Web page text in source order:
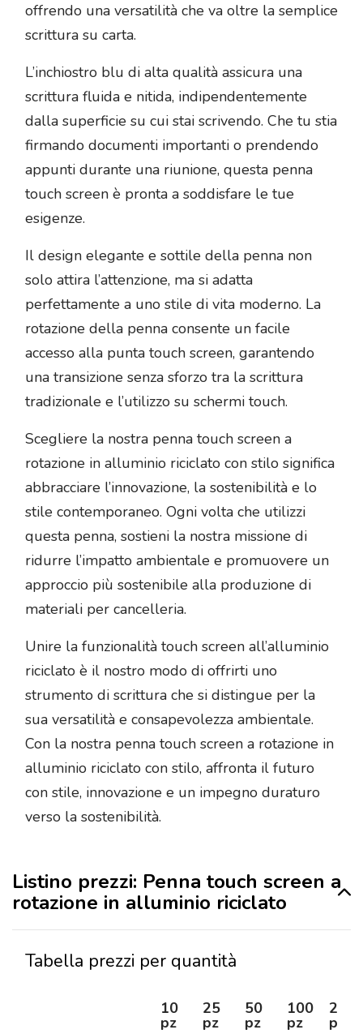
offrendo una versatilità che va oltre la semplice
scrittura su carta.
L’inchiostro blu di alta qualità assicura una
scrittura fluida e nitida, indipendentemente
dalla superficie su cui stai scrivendo. Che tu stia
firmando documenti importanti o prendendo
appunti durante una riunione, questa penna
touch screen è pronta a soddisfare le tue
esigenze.
Il design elegante e sottile della penna non
solo attira l’attenzione, ma si adatta
perfettamente a uno stile di vita moderno. La
rotazione della penna consente un facile
accesso alla punta touch screen, garantendo
una transizione senza sforzo tra la scrittura
tradizionale e l’utilizzo su schermi touch.
Scegliere la nostra penna touch screen a
rotazione in alluminio riciclato con stilo significa
abbracciare l’innovazione, la sostenibilità e lo
stile contemporaneo. Ogni volta che utilizzi
questa penna, sostieni la nostra missione di
ridurre l’impatto ambientale e promuovere un
approccio più sostenibile alla produzione di
materiali per cancelleria.
Unire la funzionalità touch screen all’alluminio
riciclato è il nostro modo di offrirti uno
strumento di scrittura che si distingue per la
sua versatilità e consapevolezza ambientale.
Con la nostra penna touch screen a rotazione in
alluminio riciclato con stilo, affronta il futuro
con stile, innovazione e un impegno duraturo
verso la sostenibilità.
Listino prezzi: Penna touch screen a
rotazione in alluminio riciclato
Tabella prezzi per quantità
10
pz
25
pz
50
pz
100
pz
250
pz